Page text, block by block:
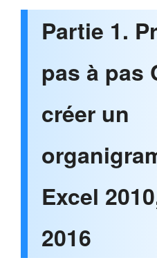
Partie 1.
pas à pas
créer un
Excel
2016